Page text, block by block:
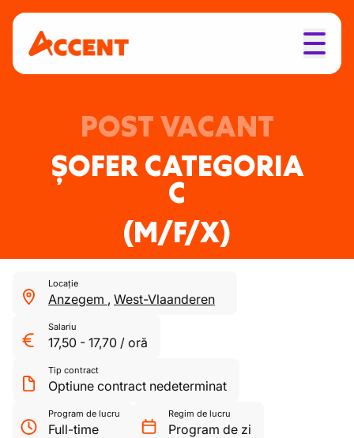
POST VACANT
ȘOFER CATEGORIA
C
(M/F/X)
Locație
Anzegem , West-Vlaanderen
Salariu
17,50 - 17,70 / oră
Tip contract
Optiune contract nedeterminat
Program de lucru
Full-time
Regim de lucru
Program de zi